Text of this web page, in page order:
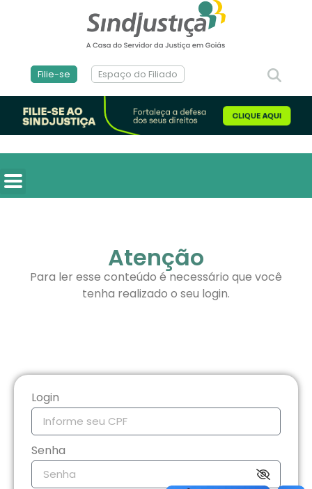
Filie-se Espaço do Filiado
Atenção
Para ler esse conteúdo é necessário que você
tenha realizado o seu login.
Login
Senha